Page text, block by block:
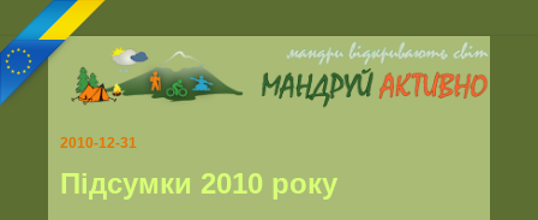
2010-12-31
Підсумки 2010 року